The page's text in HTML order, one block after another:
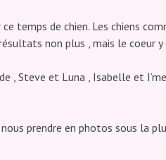
temps de chien. Les chiens
non plus , mais le coeur
, Steve et Luna , Isabelle et
nous prendre en photos sous la